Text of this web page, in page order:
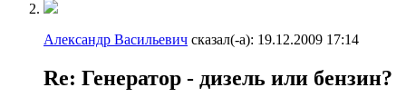
Александр Васильевич сказал(-а): 19.12.2009 17:14
Re: Генератор - дизель или бензин?